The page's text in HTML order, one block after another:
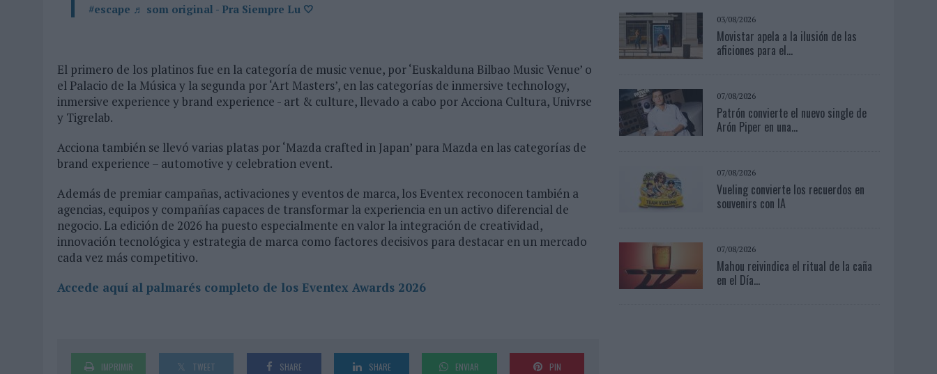
#escape ♬ som original - Pra Siempre Lu 🤍
El primero de los platinos fue en la categoría de music venue, por ‘Euskalduna Bilbao Music Venue’ o
el Palacio de la Música y la segunda por ‘Art Masters’, en las categorías de inmersive technology,
inmersive experience y brand experience - art & culture, llevado a cabo por Acciona Cultura, Univrse
y Tigrelab.
Acciona también se llevó varias platas por ‘Mazda crafted in Japan’ para Mazda en las categorías de
brand experience – automotive y celebration event.
Además de premiar campañas, activaciones y eventos de marca, los Eventex reconocen también a
agencias, equipos y compañías capaces de transformar la experiencia en un activo diferencial de
negocio. La edición de 2026 ha puesto especialmente en valor la integración de creatividad,
innovación tecnológica y estrategia de marca como factores decisivos para destacar en un mercado
cada vez más competitivo.
Accede aquí al palmarés completo de los Eventex Awards 2026
IMPRIMIR TWEET SHARE SHARE ENVIAR PIN
03/08/2026
Movistar apela a la ilusión de las
aficiones para el...
07/08/2026
Patrón convierte el nuevo single de
Arón Piper en una...
07/08/2026
Vueling convierte los recuerdos en
souvenirs con IA
07/08/2026
Mahou reivindica el ritual de la caña
en el Día...